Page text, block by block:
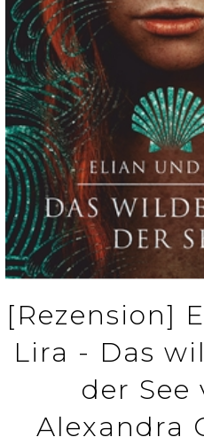
[Rezension]
Lira - Das
der See
Alexandra